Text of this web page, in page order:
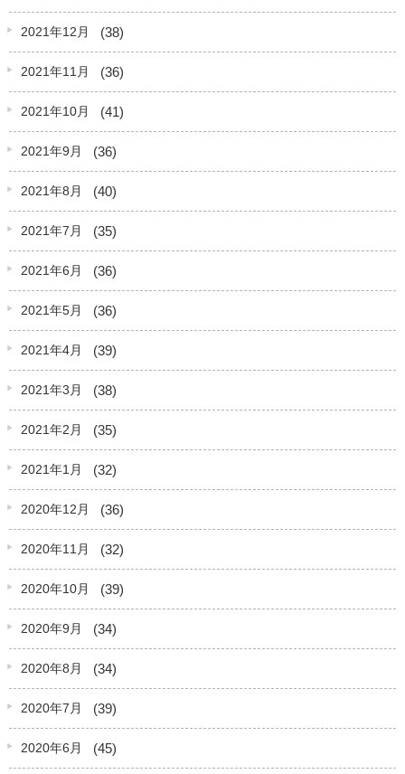
2021年12月 (38)
2021年11月 (36)
2021年10月 (41)
2021年9月 (36)
2021年8月 (40)
2021年7月 (35)
2021年6月 (36)
2021年5月 (36)
2021年4月 (39)
2021年3月 (38)
2021年2月 (35)
2021年1月 (32)
2020年12月 (36)
2020年11月 (32)
2020年10月 (39)
2020年9月 (34)
2020年8月 (34)
2020年7月 (39)
2020年6月 (45)